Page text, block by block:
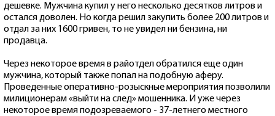
дешевке. Мужчина купил у него несколько десятков литров и
остался доволен. Но когда решил закупить более 200 литров и
отдал за них 1600 гривен, то не увидел ни бензина, ни
продавца.
Через некоторое время в райотдел обратился еще один
мужчина, который также попал на подобную аферу.
Проведенные оперативно-розыскные мероприятия позволили
милиционерам «выйти на след» мошенника. И уже через
некоторое время подозреваемого - 37-летнего местного